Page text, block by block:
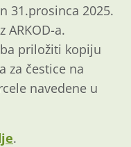
31.prosinca 2025.
a.
priložiti kopiju
za čestice na
navedene u
.